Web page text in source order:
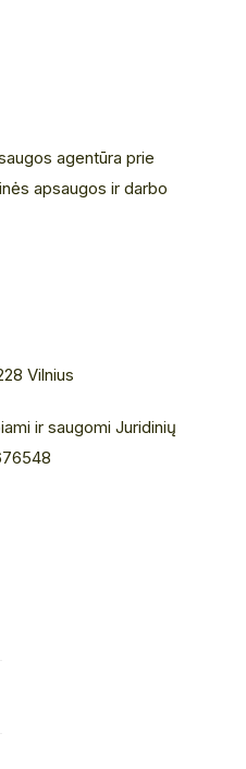
agentūra prie
apsaugos ir darbo
Vilnius
ir saugomi Juridinių